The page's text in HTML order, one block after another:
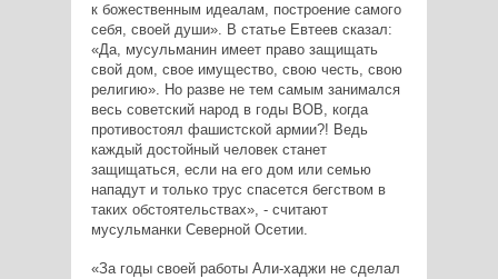
к божественным идеалам, построение самого
себя, своей души». В статье Евтеев сказал:
«Да, мусульманин имеет право защищать
свой дом, свое имущество, свою честь, свою
религию». Но разве не тем самым занимался
весь советский народ в годы ВОВ, когда
противостоял фашистской армии?! Ведь
каждый достойный человек станет
защищаться, если на его дом или семью
нападут и только трус спасется бегством в
таких обстоятельствах», - считают
мусульманки Северной Осетии.
«За годы своей работы Али-хаджи не сделал